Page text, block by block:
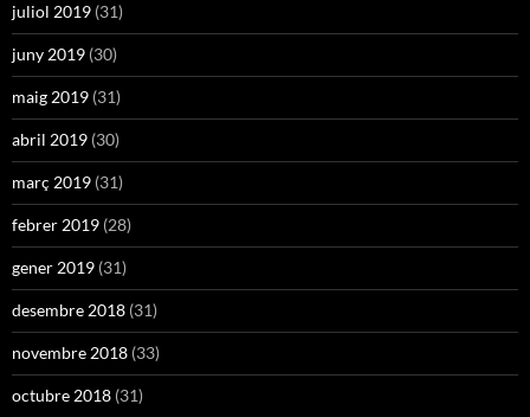
juliol 2019 (31)
juny 2019 (30)
maig 2019 (31)
abril 2019 (30)
març 2019 (31)
febrer 2019 (28)
gener 2019 (31)
desembre 2018 (31)
novembre 2018 (33)
octubre 2018 (31)